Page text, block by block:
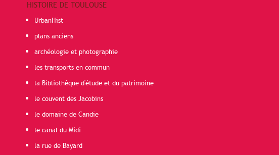
HISTOIRE DE TOULOUSE
UrbanHist
plans anciens
archéologie et photographie
les transports en commun
la Bibliothèque d'étude et du patrimoine
le couvent des Jacobins
le domaine de Candie
le canal du Midi
la rue de Bayard